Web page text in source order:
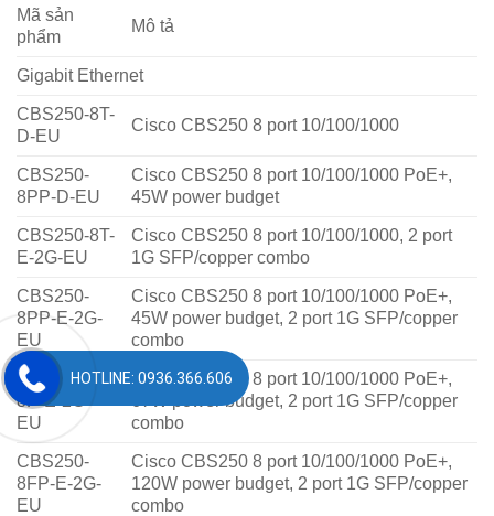
Mã sản
phẩm
Mô tả
Gigabit Ethernet
CBS250-8T-
D-EU
Cisco CBS250 8 port 10/100/1000
CBS250-
8PP-D-EU
Cisco CBS250 8 port 10/100/1000 PoE+,
45W power budget
CBS250-8T-
E-2G-EU
Cisco CBS250 8 port 10/100/1000, 2 port
1G SFP/copper combo
CBS250-
8PP-E-2G-
EU
Cisco CBS250 8 port 10/100/1000 PoE+,
45W power budget, 2 port 1G SFP/copper
combo
CBS250-
8P-E-2G-
EU
Cisco CBS250 8 port 10/100/1000 PoE+,
67W power budget, 2 port 1G SFP/copper
combo
CBS250-
8FP-E-2G-
EU
Cisco CBS250 8 port 10/100/1000 PoE+,
120W power budget, 2 port 1G SFP/copper
combo
HOTLINE: 0936.366.606